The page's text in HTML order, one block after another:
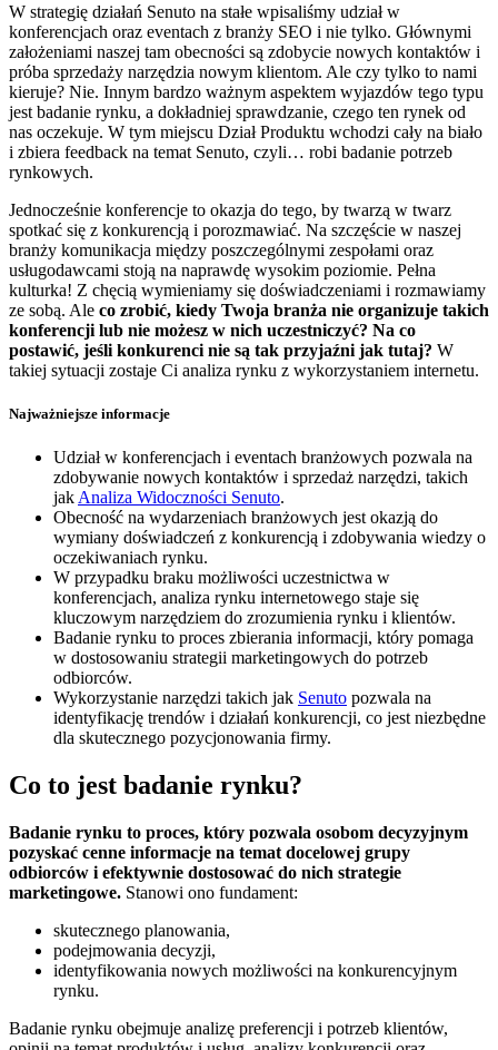
W strategię działań Senuto na stałe wpisaliśmy udział w
konferencjach oraz eventach z branży SEO i nie tylko. Głównymi
założeniami naszej tam obecności są zdobycie nowych kontaktów i
próba sprzedaży narzędzia nowym klientom. Ale czy tylko to nami
kieruje? Nie. Innym bardzo ważnym aspektem wyjazdów tego typu
jest badanie rynku, a dokładniej sprawdzanie, czego ten rynek od
nas oczekuje. W tym miejscu Dział Produktu wchodzi cały na biało
i zbiera feedback na temat Senuto, czyli… robi badanie potrzeb
rynkowych.
Jednocześnie konferencje to okazja do tego, by twarzą w twarz
spotkać się z konkurencją i porozmawiać. Na szczęście w naszej
branży komunikacja między poszczególnymi zespołami oraz
usługodawcami stoją na naprawdę wysokim poziomie. Pełna
kulturka! Z chęcią wymieniamy się doświadczeniami i rozmawiamy
ze sobą. Ale co zrobić, kiedy Twoja branża nie organizuje takich
konferencji lub nie możesz w nich uczestniczyć? Na co
postawić, jeśli konkurenci nie są tak przyjaźni jak tutaj? W
takiej sytuacji zostaje Ci analiza rynku z wykorzystaniem internetu.
Najważniejsze informacje
Udział w konferencjach i eventach branżowych pozwala na
zdobywanie nowych kontaktów i sprzedaż narzędzi, takich
jak Analiza Widoczności Senuto.
Obecność na wydarzeniach branżowych jest okazją do
wymiany doświadczeń z konkurencją i zdobywania wiedzy o
oczekiwaniach rynku.
W przypadku braku możliwości uczestnictwa w
konferencjach, analiza rynku internetowego staje się
kluczowym narzędziem do zrozumienia rynku i klientów.
Badanie rynku to proces zbierania informacji, który pomaga
w dostosowaniu strategii marketingowych do potrzeb
odbiorców.
Wykorzystanie narzędzi takich jak Senuto pozwala na
identyfikację trendów i działań konkurencji, co jest niezbędne
dla skutecznego pozycjonowania firmy.
Co to jest badanie rynku?
Badanie rynku to proces, który pozwala osobom decyzyjnym
pozyskać cenne informacje na temat docelowej grupy
odbiorców i efektywnie dostosować do nich strategie
marketingowe. Stanowi ono fundament:
skutecznego planowania,
podejmowania decyzji,
identyfikowania nowych możliwości na konkurencyjnym
rynku.
Badanie rynku obejmuje analizę preferencji i potrzeb klientów,